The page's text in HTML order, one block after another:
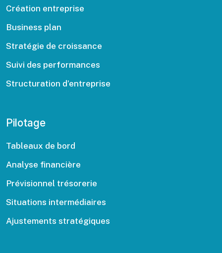
Création entreprise
Business plan
Stratégie de croissance
Suivi des performances
Structuration d’entreprise
Pilotage
Tableaux de bord
Analyse financière
Prévisionnel trésorerie
Situations intermédiaires
Ajustements stratégiques